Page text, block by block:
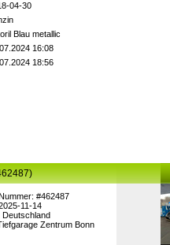
04-30
Blau metallic
16:08
18:56
#462487
11-14
Deutschland
Zentrum Bonn